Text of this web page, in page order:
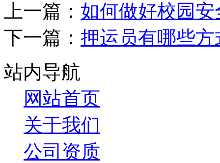
上一篇： 如何做好校园
下一篇： 押运员有哪些
站内导航
网站首页
关于我们
公司资质